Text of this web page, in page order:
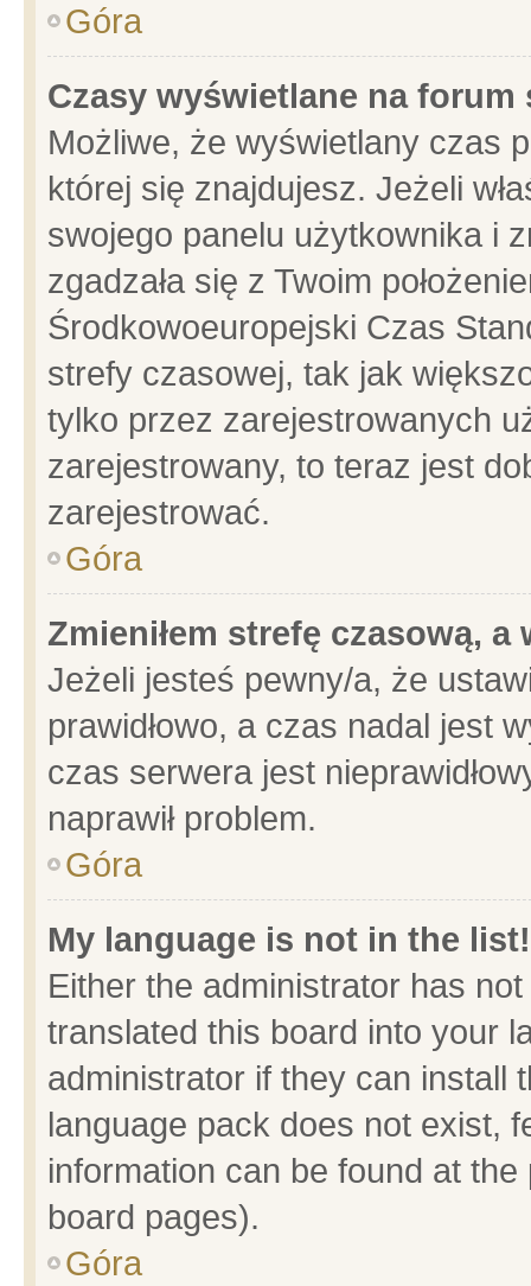
Góra
Czasy wyświetlane na forum
Możliwe, że wyświetlany czas
której się znajdujesz. Jeżeli
swojego panelu użytkownika i
zgadzała się z Twoim
Środkowoeuropejski Czas
strefy czasowej, tak jak
tylko przez zarejestrowanych
zarejestrowany, to teraz jest
zarejestrować.
Góra
Zmieniłem strefę czasową,
Jeżeli jesteś pewny/a, że
prawidłowo, a czas nadal jest
czas serwera jest
naprawił problem.
Góra
My language is not in the list!
Either the administrator has
translated this board into your
administrator if they can install
language pack does not exist,
information can be found at
board pages).
Góra